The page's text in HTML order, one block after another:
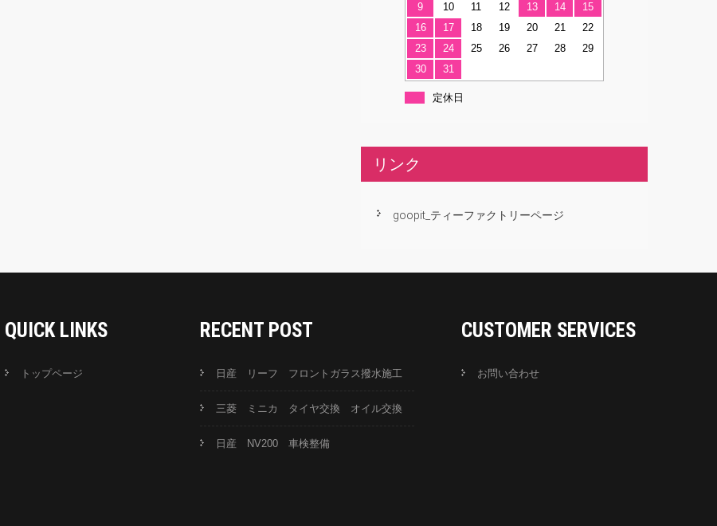
9
10 11 12 13 14
15
16
17 18 19 20 21
22
23
24 25 26 27 28
29
30
31
定休日
リンク
goopit_ティーファクトリーページ
QUICK LINKS
トップページ
RECENT POST
日産 リーフ フロントガラス撥水施工
三菱 ミニカ タイヤ交換 オイル交換
日産 NV200 車検整備
CUSTOMER SERVICES
お問い合わせ